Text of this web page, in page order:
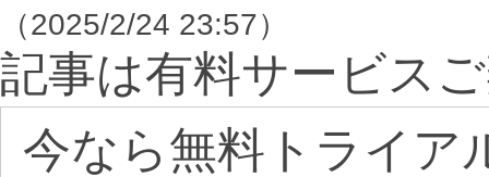
（2025/2/24 23:57）
記事は有料サービス
今なら無料トライア